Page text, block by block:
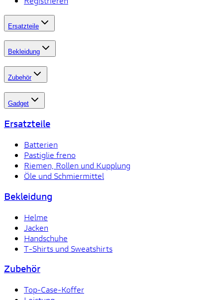
Ersatzteile
Bekleidung
Zubehör
Gadget
Ersatzteile
Batterien
Pastiglie freno
Riemen, Rollen und Kupplung
Öle und Schmiermittel
Bekleidung
Helme
Jacken
Handschuhe
T-Shirts und Sweatshirts
Zubehör
Top-Case-Koffer